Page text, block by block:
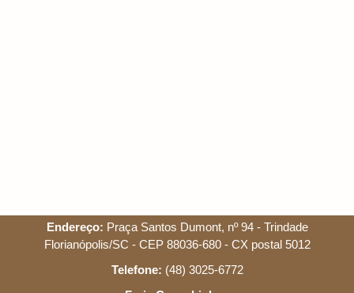
Endereço: Praça Santos Dumont, nº 94 - Trindade
Florianópolis/SC - CEP 88036-680 - CX postal 5012
Telefone: (48) 3025-6772